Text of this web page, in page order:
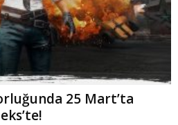
25 Mart’ta